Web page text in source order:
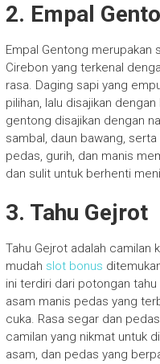
2. Empal
Empal Gentong merupakan
Cirebon yang terkenal
rasa. Daging sapi yang
pilihan, lalu disajikan
gentong disajikan dengan
sambal, daun bawang,
pedas, gurih, dan manis
dan sulit untuk berhenti
3. Tahu Gejrot
Tahu Gejrot adalah camilan
mudah slot bonus
ini terdiri dari potongan
asam manis pedas yang
cuka. Rasa segar dan
camilan yang nikmat untuk
asam, dan pedas yang